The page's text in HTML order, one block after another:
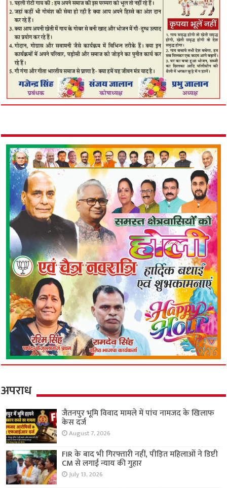
अपराध
जैतनपुर भूमि विवाद मामले में पांच नामजद के खिलाफ
केस दर्ज
August 7, 2026
FIR के बाद भी गिरफ्तारी नहीं, पीड़ित महिलाओं ने डिप्टी
CM से लगाई न्याय की गुहार
July 13, 2026